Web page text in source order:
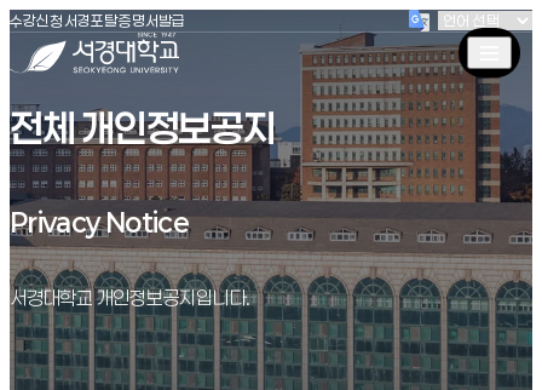
서경대학교
수강신청 (새창 열림)
서경포탈(새창 열림)
증명서발급(새창 열림)
전체 개인정보공지
Privacy Notice
Privacy Notice
서경대학교 개인정보공지입니다.